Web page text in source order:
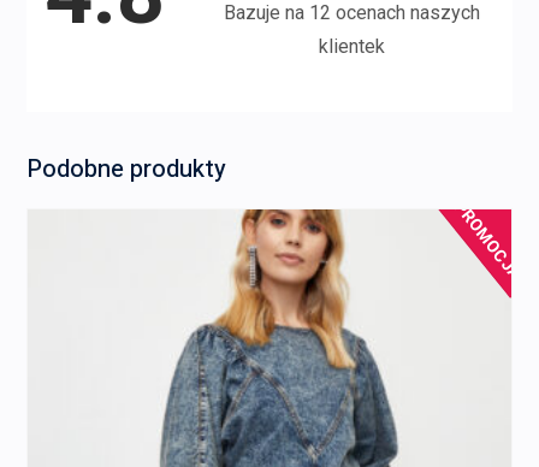
Bazuje na 12 ocenach naszych
klientek
Podobne produkty
PROMOCJA!